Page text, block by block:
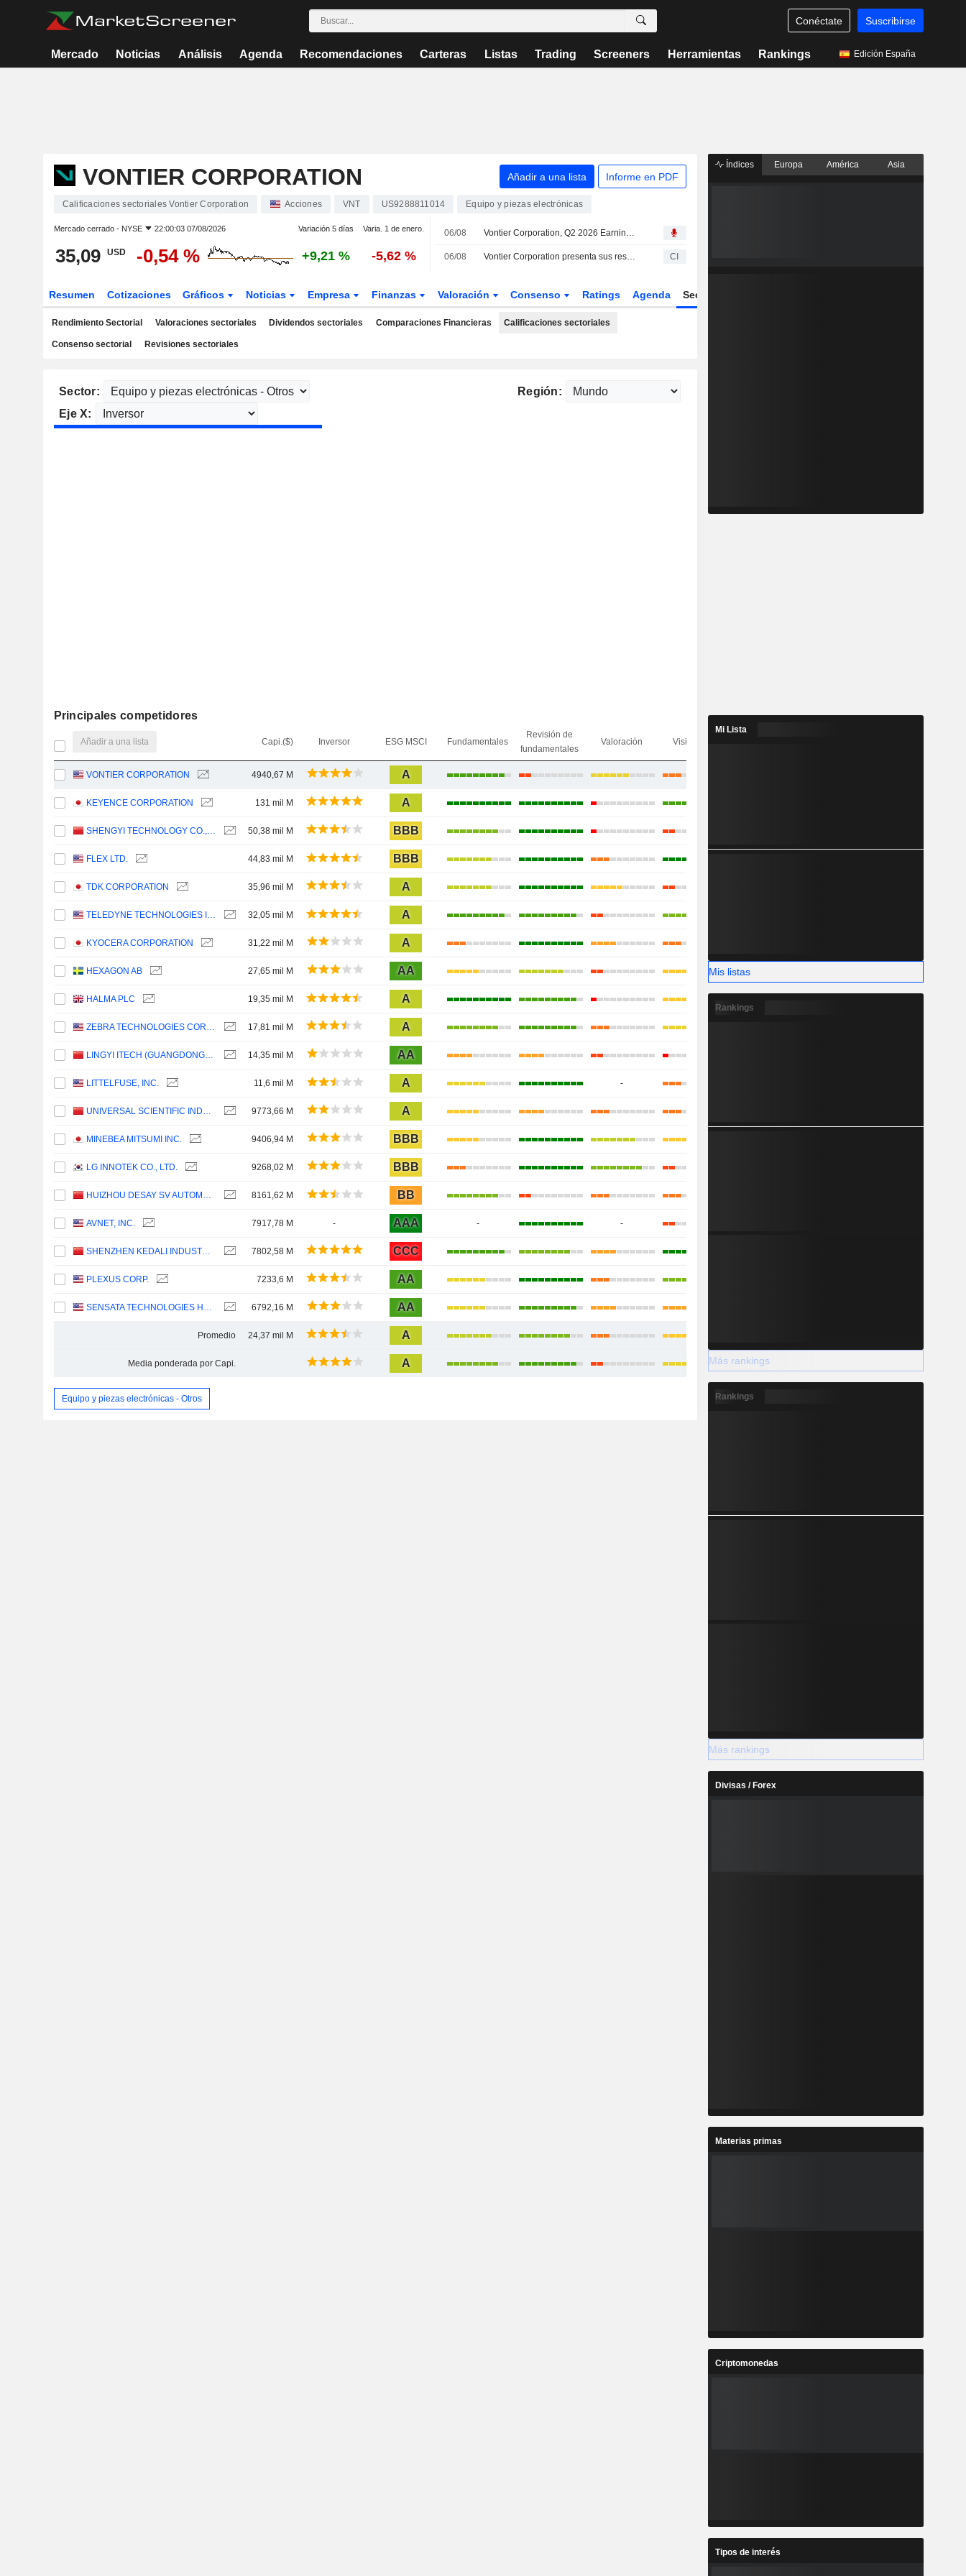
Conéctate Suscribirse
Mercado Noticias Análisis Agenda Recomendaciones Carteras Listas Trading Screeners Herramientas Rankings Edición España
VONTIER CORPORATION Añadir a una lista Informe en PDF
Calificaciones sectoriales Vontier Corporation Acciones VNT US9288811014 Equipo y piezas electrónicas
Mercado cerrado - NYSE 22:00:03 07/08/2026 Variación 5 días Varia. 1 de enero.
35,09 USD -0,54 % +9,21 % -5,62 %
06/08 Vontier Corporation, Q2 2026 Earnings Call, Aug 06, 2026
06/08 Vontier Corporation presenta sus resultados del segundo trimestre y del primer semestre de 2026 CI
Resumen Cotizaciones Gráficos Noticias Empresa Finanzas Valoración Consenso Ratings Agenda Sector
Rendimiento Sectorial Valoraciones sectoriales Dividendos sectoriales Comparaciones Financieras Calificaciones sectoriales
Consenso sectorial Revisiones sectoriales
Sector:
Región:
Eje X:
Principales competidores
Añadir a una lista Capi.($) Inversor ESG MSCI Fundamentales
Revisión de
fundamentales
Valoración Visibilidad
VONTIER CORPORATION 4940,67 M A
KEYENCE CORPORATION 131 mil M A
SHENGYI TECHNOLOGY CO.,LTD. 50,38 mil M BBB
FLEX LTD. 44,83 mil M BBB
TDK CORPORATION 35,96 mil M A
TELEDYNE TECHNOLOGIES INCORPORATED 32,05 mil M A
KYOCERA CORPORATION 31,22 mil M A
HEXAGON AB 27,65 mil M AA
HALMA PLC 19,35 mil M A
ZEBRA TECHNOLOGIES CORPORATION 17,81 mil M A
LINGYI ITECH (GUANGDONG) COMPANY 14,35 mil M AA
LITTELFUSE, INC. 11,6 mil M A -
UNIVERSAL SCIENTIFIC INDUSTRIAL (SHANGHAI) CO., LTD. 9773,66 M A
MINEBEA MITSUMI INC. 9406,94 M BBB
LG INNOTEK CO., LTD. 9268,02 M BBB
HUIZHOU DESAY SV AUTOMOTIVE CO., LTD. 8161,62 M BB
AVNET, INC. 7917,78 M - AAA - -
SHENZHEN KEDALI INDUSTRY CO., LTD. 7802,58 M CCC
PLEXUS CORP. 7233,6 M AA
SENSATA TECHNOLOGIES HOLDING PLC 6792,16 M AA
Promedio 24,37 mil M A
Media ponderada por Capi. A
Equipo y piezas electrónicas - Otros
Índices Europa América Asia
Mi Lista
Mis listas
Rankings
Más rankings
Rankings
Más rankings
Divisas / Forex
Materias primas
Criptomonedas
Tipos de interés